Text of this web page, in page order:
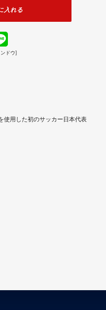
入れる
ドウ]
使用した初のサッカー日本代表